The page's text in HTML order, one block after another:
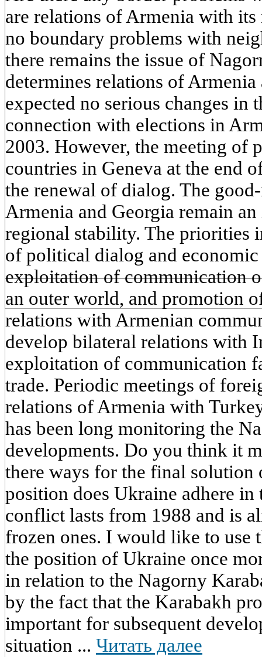
are relations of Armenia with
no boundary problems with
there remains the issue of
determines relations of Armenia
expected no serious changes
connection with elections in
2003. However, the meeting of
countries in Geneva at the end
the renewal of dialog. The
Armenia and Georgia remain
regional stability. The priorities
of political dialog and economic
exploitation of communication
an outer world, and promotion
relations with Armenian
develop bilateral relations with
exploitation of communication
trade. Periodic meetings of
relations of Armenia with
has been long monitoring the
developments. Do you think it
there ways for the final solution
position does Ukraine adhere
conflict lasts from 1988 and is
frozen ones. I would like to use
the position of Ukraine once
in relation to the Nagorny
by the fact that the Karabakh
important for subsequent
situation ... Читать далее